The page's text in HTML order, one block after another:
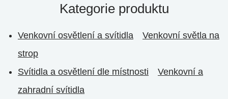
Kategorie produktu
Venkovní osvětlení a svítidla
Venkovní světla na
strop
Svítidla a osvětlení dle místnosti
Venkovní a
zahradní svítidla